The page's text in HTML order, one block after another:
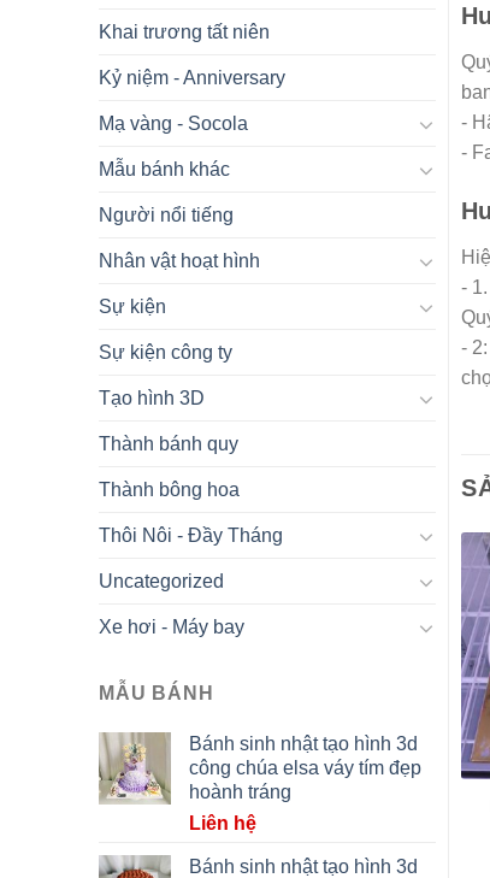
Khai trương tất niên
Kỷ niệm - Anniversary
Mạ vàng - Socola
Mẫu bánh khác
Người nổi tiếng
Nhân vật hoạt hình
Sự kiện
Sự kiện công ty
Tạo hình 3D
Thành bánh quy
Thành bông hoa
Thôi Nôi - Đầy Tháng
Uncategorized
Xe hơi - Máy bay
MẪU BÁNH
Bánh sinh nhật tạo hình 3d
công chúa elsa váy tím đẹp
hoành tráng
Liên hệ
Bánh sinh nhật tạo hình 3d
-
-
-
-